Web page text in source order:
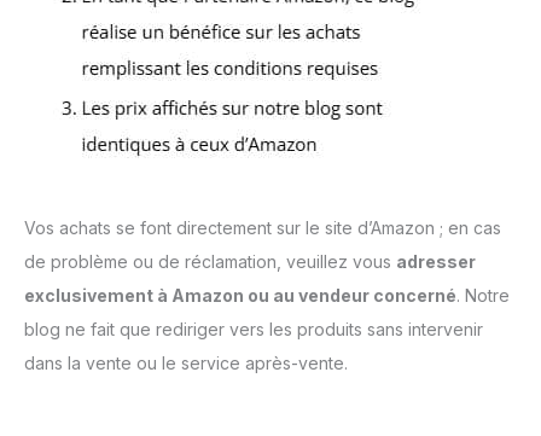
Vos achats se font directement sur le site d’Amazon ; en cas
de problème ou de réclamation, veuillez vous adresser
exclusivement à Amazon ou au vendeur concerné. Notre
blog ne fait que rediriger vers les produits sans intervenir
dans la vente ou le service après-vente.